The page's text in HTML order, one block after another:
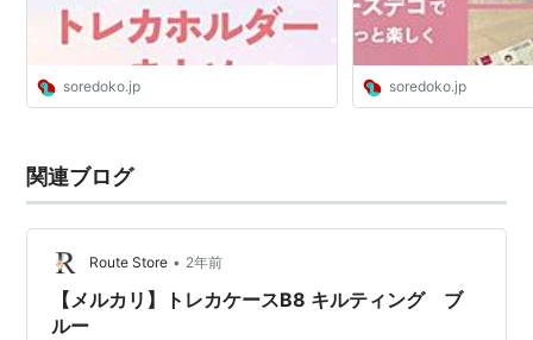
soredoko.jp soredoko.jp
関連ブログ
Route Store • 2年前
【メルカリ】トレカケースB8 キルティング ブ
ルー